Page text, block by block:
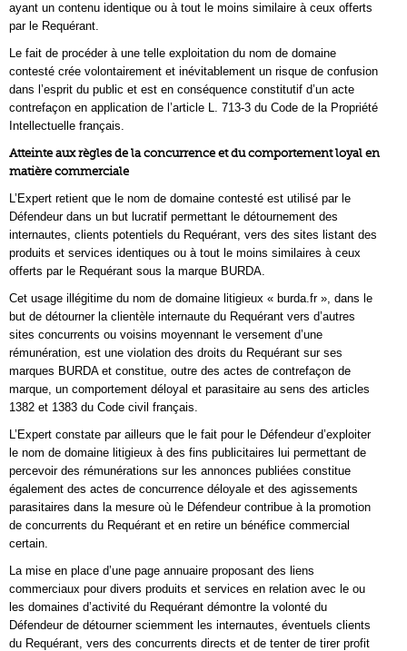
ayant un contenu identique ou à tout le moins similaire à ceux offerts
par le Requérant.
Le fait de procéder à une telle exploitation du nom de domaine
contesté crée volontairement et inévitablement un risque de confusion
dans l’esprit du public et est en conséquence constitutif d’un acte
contrefaçon en application de l’article L. 713-3 du Code de la Propriété
Intellectuelle français.
Atteinte aux règles de la concurrence et du comportement loyal en
matière commerciale
L’Expert retient que le nom de domaine contesté est utilisé par le
Défendeur dans un but lucratif permettant le détournement des
internautes, clients potentiels du Requérant, vers des sites listant des
produits et services identiques ou à tout le moins similaires à ceux
offerts par le Requérant sous la marque BURDA.
Cet usage illégitime du nom de domaine litigieux « burda.fr », dans le
but de détourner la clientèle internaute du Requérant vers d’autres
sites concurrents ou voisins moyennant le versement d’une
rémunération, est une violation des droits du Requérant sur ses
marques BURDA et constitue, outre des actes de contrefaçon de
marque, un comportement déloyal et parasitaire au sens des articles
1382 et 1383 du Code civil français.
L’Expert constate par ailleurs que le fait pour le Défendeur d’exploiter
le nom de domaine litigieux à des fins publicitaires lui permettant de
percevoir des rémunérations sur les annonces publiées constitue
également des actes de concurrence déloyale et des agissements
parasitaires dans la mesure où le Défendeur contribue à la promotion
de concurrents du Requérant et en retire un bénéfice commercial
certain.
La mise en place d’une page annuaire proposant des liens
commerciaux pour divers produits et services en relation avec le ou
les domaines d’activité du Requérant démontre la volonté du
Défendeur de détourner sciemment les internautes, éventuels clients
du Requérant, vers des concurrents directs et de tenter de tirer profit